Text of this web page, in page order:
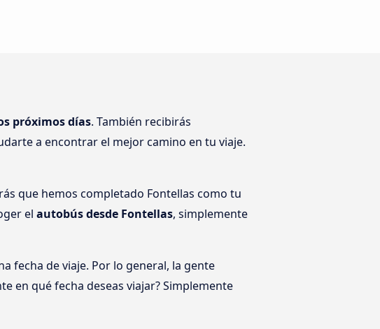
próximos días. También recibirás
a encontrar el mejor camino en tu viaje.
que hemos completado Fontellas como tu
el autobús desde Fontellas, simplemente
fecha de viaje. Por lo general, la gente
en qué fecha deseas viajar? Simplemente